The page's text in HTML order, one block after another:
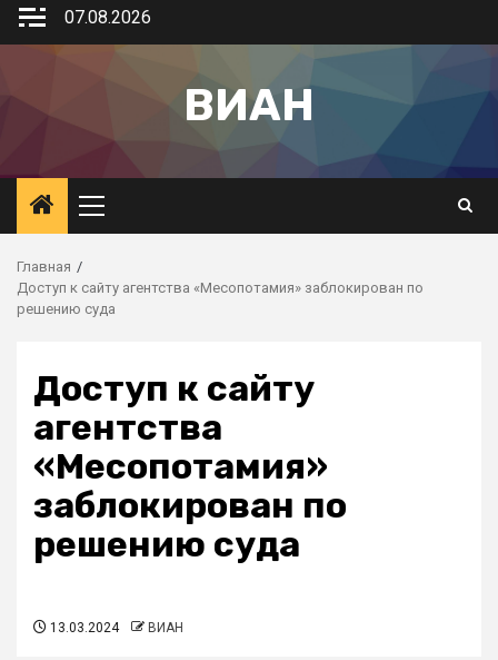
07.08.2026
ВИАН
Главная
Доступ к сайту агентства «Месопотамия» заблокирован по
решению суда
Доступ к сайту
агентства
«Месопотамия»
заблокирован по
решению суда
13.03.2024 ВИАН